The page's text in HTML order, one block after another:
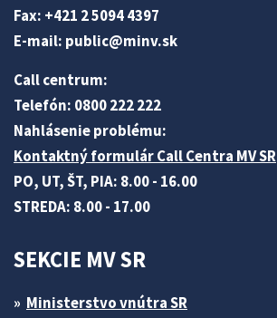
Fax: +421 2 5094 4397
E-mail: public@minv.sk
Call centrum:
Telefón: 0800 222 222
Nahlásenie problému:
Kontaktný formulár Call Centra MV SR
PO, UT, ŠT, PIA: 8.00 - 16.00
STREDA: 8.00 - 17.00
SEKCIE MV SR
Ministerstvo vnútra SR